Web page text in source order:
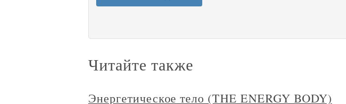
Читайте также
Энергетическое тело (THE ENERGY BODY)